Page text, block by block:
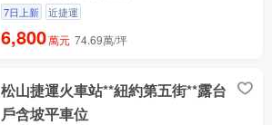
7日上新 近捷運
6,800萬元 74.69萬/坪
松山捷運火車站**紐約第五街**露台
戶含坡平車位